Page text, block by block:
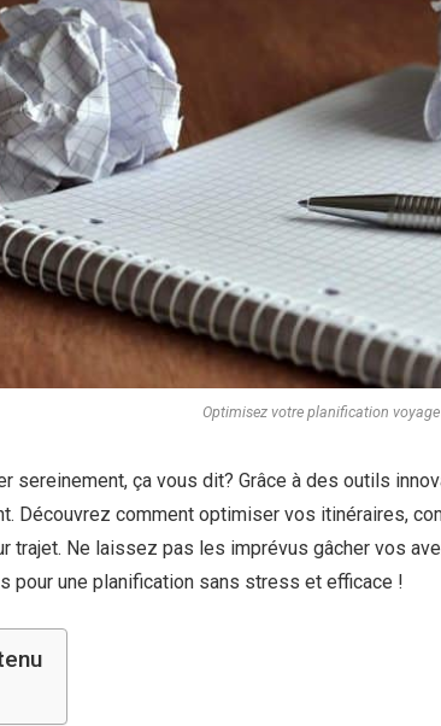
Optimisez votre planification
sereinement, ça vous dit? Grâce à des outils
Découvrez comment optimiser vos itinéraires,
trajet. Ne laissez pas les imprévus gâcher vos
pour une planification sans stress et efficace !